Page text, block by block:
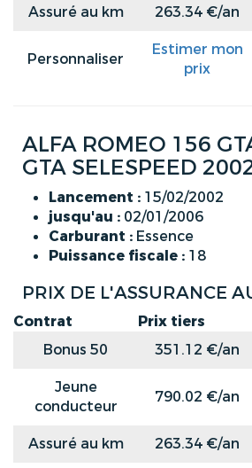
Assuré au km
263.34 €/an
Personnaliser
Estimer mon
prix
ALFA ROMEO 156
GTA SELESPEED
Lancement : 15/02/2002
jusqu'au : 02/01/2006
Carburant : Essence
Puissance fiscale : 18
PRIX DE L'ASSURANCE
Contrat Prix tiers
Bonus 50
351.12 €/an
Jeune
conducteur
790.02 €/an
Assuré au km
263.34 €/an